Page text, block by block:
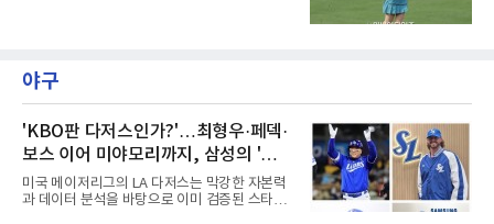
홀에서 경기하고 있다.
야구
'KBO판 다저스인가?'…최형우·페덱·
보스 이어 미야모리까지, 삼성의 '스펙
만렙' 승부수
미국 메이저리그의 LA 다저스는 막강한 자본력
과 데이터 분석을 바탕으로 이미 검증된 스타들